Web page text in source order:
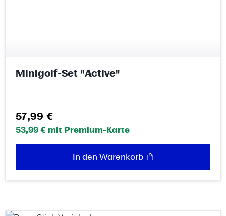
Minigolf-Set "Active"
Regulärer Preis:
57,99 €
53,99 € mit Premium-Karte
In den Warenkorb